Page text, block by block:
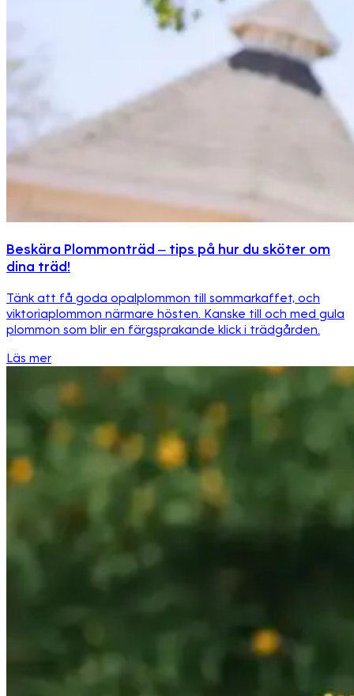
Beskära Plommonträd – tips på hur du sköter om
dina träd!
Tänk att få goda opalplommon till sommarkaffet, och
viktoriaplommon närmare hösten. Kanske till och med gula
plommon som blir en färgsprakande klick i trädgården.
Läs mer